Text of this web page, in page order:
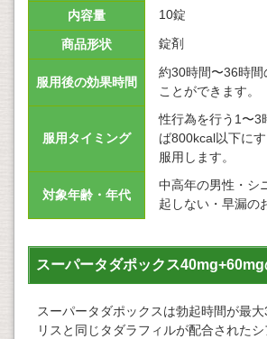
内容量 10錠
商品形状 錠剤
服用後の効果時間
約30時間〜36時間
ことができます。
服用タイミング
性行為を行う1〜3
ば800kcal以下に
服用します。
対象年齢・年代
中高年の男性・シ
起しない・早漏の
スーパータダポックス40mg+60mg
スーパータダポックスは勃起時間が最
リスと同じタダラフィルが配合された